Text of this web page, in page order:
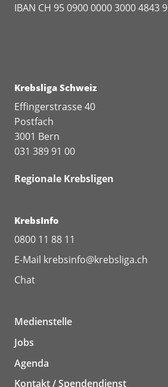
IBAN CH 95 0900 0000 3000 4843 9
Krebsliga Schweiz
Effingerstrasse 40
Postfach
3001 Bern
031 389 91 00
Regionale Krebsligen
KrebsInfo
0800 11 88 11
E-Mail krebsinfo@krebsliga.ch
Chat
Medienstelle
Jobs
Agenda
Kontakt / Spendendienst